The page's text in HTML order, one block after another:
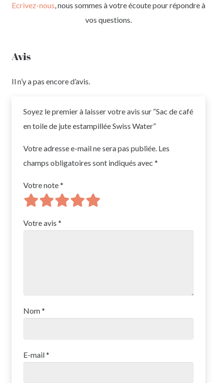
Ecrivez-nous, nous sommes à votre écoute pour répondre à
vos questions.
Avis
Il n’y a pas encore d’avis.
Soyez le premier à laisser votre avis sur “Sac de café
en toile de jute estampillée Swiss Water”
Votre adresse e-mail ne sera pas publiée. Les
champs obligatoires sont indiqués avec *
Votre note*
Votre avis *
Nom*
E-mail*